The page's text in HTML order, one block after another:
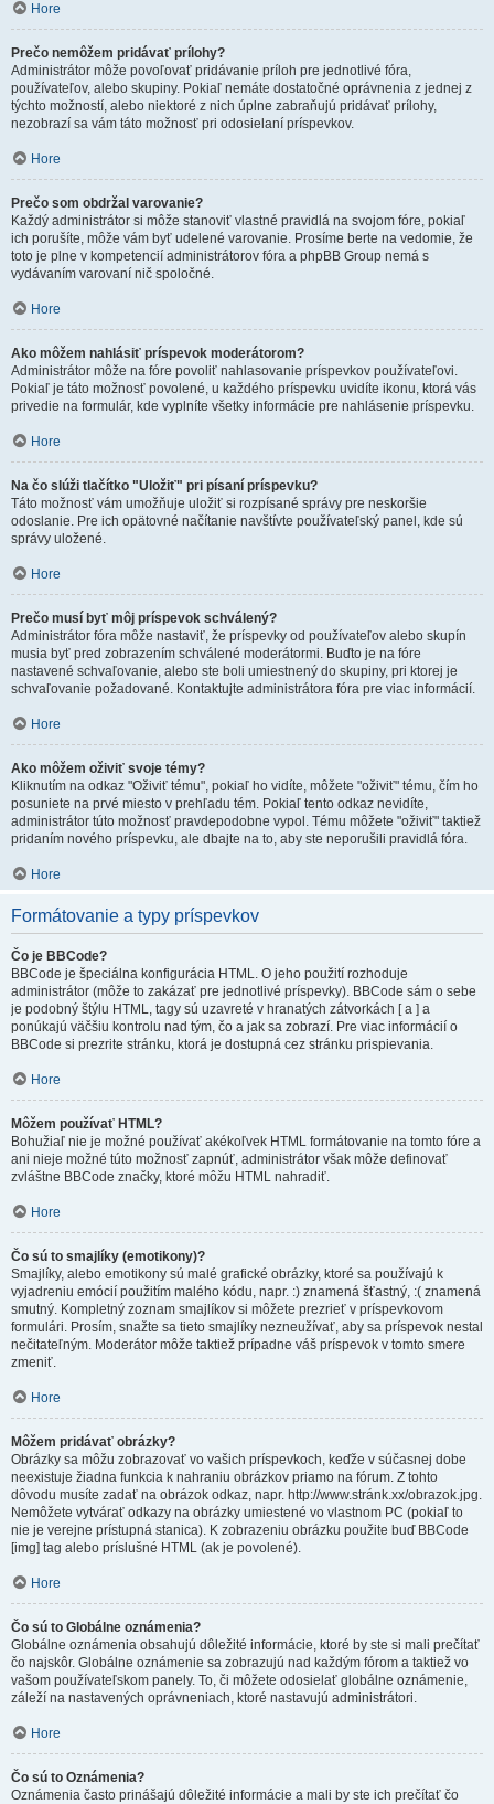
Hore
Prečo nemôžem pridávať prílohy?
Administrátor môže povoľovať pridávanie príloh pre jednotlivé fóra,
používateľov, alebo skupiny. Pokiaľ nemáte dostatočné oprávnenia z jednej z
týchto možností, alebo niektoré z nich úplne zabraňujú pridávať prílohy,
nezobrazí sa vám táto možnosť pri odosielaní príspevkov.
Hore
Prečo som obdržal varovanie?
Každý administrátor si môže stanoviť vlastné pravidlá na svojom fóre, pokiaľ
ich porušíte, môže vám byť udelené varovanie. Prosíme berte na vedomie, že
toto je plne v kompetencií administrátorov fóra a phpBB Group nemá s
vydávaním varovaní nič spoločné.
Hore
Ako môžem nahlásiť príspevok moderátorom?
Administrátor môže na fóre povoliť nahlasovanie príspevkov používateľovi.
Pokiaľ je táto možnosť povolené, u každého príspevku uvidíte ikonu, ktorá vás
privedie na formulár, kde vyplníte všetky informácie pre nahlásenie príspevku.
Hore
Na čo slúži tlačítko "Uložiť" pri písaní príspevku?
Táto možnosť vám umožňuje uložiť si rozpísané správy pre neskoršie
odoslanie. Pre ich opätovné načítanie navštívte používateľský panel, kde sú
správy uložené.
Hore
Prečo musí byť môj príspevok schválený?
Administrátor fóra môže nastaviť, že príspevky od používateľov alebo skupín
musia byť pred zobrazením schválené moderátormi. Buďto je na fóre
nastavené schvaľovanie, alebo ste boli umiestnený do skupiny, pri ktorej je
schvaľovanie požadované. Kontaktujte administrátora fóra pre viac informácií.
Hore
Ako môžem oživiť svoje témy?
Kliknutím na odkaz "Oživiť tému", pokiaľ ho vidíte, môžete "oživiť" tému, čím ho
posuniete na prvé miesto v prehľadu tém. Pokiaľ tento odkaz nevidíte,
administrátor túto možnosť pravdepodobne vypol. Tému môžete "oživiť" taktiež
pridaním nového príspevku, ale dbajte na to, aby ste neporušili pravidlá fóra.
Hore
Formátovanie a typy príspevkov
Čo je BBCode?
BBCode je špeciálna konfigurácia HTML. O jeho použití rozhoduje
administrátor (môže to zakázať pre jednotlivé príspevky). BBCode sám o sebe
je podobný štýlu HTML, tagy sú uzavreté v hranatých zátvorkách [ a ] a
ponúkajú väčšiu kontrolu nad tým, čo a jak sa zobrazí. Pre viac informácií o
BBCode si prezrite stránku, ktorá je dostupná cez stránku prispievania.
Hore
Môžem používať HTML?
Bohužiaľ nie je možné používať akékoľvek HTML formátovanie na tomto fóre a
ani nieje možné túto možnosť zapnúť, administrátor však môže definovať
zvláštne BBCode značky, ktoré môžu HTML nahradiť.
Hore
Čo sú to smajlíky (emotikony)?
Smajlíky, alebo emotikony sú malé grafické obrázky, ktoré sa používajú k
vyjadreniu emócií použitím malého kódu, napr. :) znamená šťastný, :( znamená
smutný. Kompletný zoznam smajlíkov si môžete prezrieť v príspevkovom
formulári. Prosím, snažte sa tieto smajlíky nezneužívať, aby sa príspevok nestal
nečitateľným. Moderátor môže taktiež prípadne váš príspevok v tomto smere
zmeniť.
Hore
Môžem pridávať obrázky?
Obrázky sa môžu zobrazovať vo vašich príspevkoch, keďže v súčasnej dobe
neexistuje žiadna funkcia k nahraniu obrázkov priamo na fórum. Z tohto
dôvodu musíte zadať na obrázok odkaz, napr. http://www.stránk.xx/obrazok.jpg.
Nemôžete vytvárať odkazy na obrázky umiestené vo vlastnom PC (pokiaľ to
nie je verejne prístupná stanica). K zobrazeniu obrázku použite buď BBCode
[img] tag alebo príslušné HTML (ak je povolené).
Hore
Čo sú to Globálne oznámenia?
Globálne oznámenia obsahujú dôležité informácie, ktoré by ste si mali prečítať
čo najskôr. Globálne oznámenie sa zobrazujú nad každým fórom a taktiež vo
vašom používateľskom panely. To, či môžete odosielať globálne oznámenie,
záleží na nastavených oprávneniach, ktoré nastavujú administrátori.
Hore
Čo sú to Oznámenia?
Oznámenia často prinášajú dôležité informácie a mali by ste ich prečítať čo